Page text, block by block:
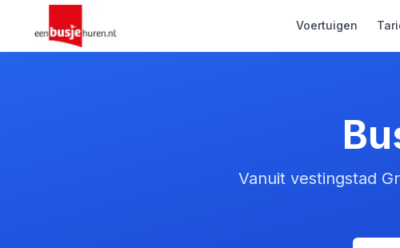
Voertuigen
Vanuit vestingstad